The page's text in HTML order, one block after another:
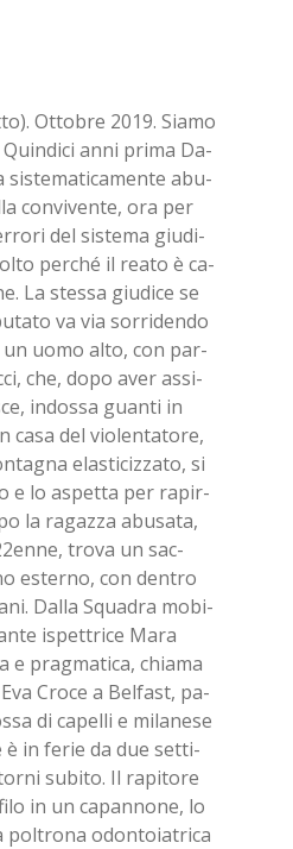
Ot­to­bre 2019. Sia­mo
Quin­di­ci anni pri­ma Da­
si­ste­ma­ti­ca­men­te abu­
con­vi­ven­te, ora per
del si­ste­ma giu­di­
per­ché il rea­to è ca­
La stes­sa giu­di­ce se
va via sor­ri­den­do
un uomo alto, con par­
che, dopo aver as­si­
in­dos­sa guan­ti in
casa del vio­len­ta­to­re,
ela­sti­ciz­za­to, si
e lo aspet­ta per ra­pir­
la ra­gaz­za abu­sa­ta,
tro­va un sac­
ester­no, con den­tro
Dal­la Squa­dra mo­bi­
ispet­tri­ce Mara
e prag­ma­ti­ca, chia­ma
Cro­ce a Bel­fa­st, pa­
di ca­pel­li e mi­la­ne­se
è in fe­rie da due set­ti­
su­bi­to. Il ra­pi­to­re
in un ca­pan­no­ne, lo
pol­tro­na odon­to­ia­tri­ca